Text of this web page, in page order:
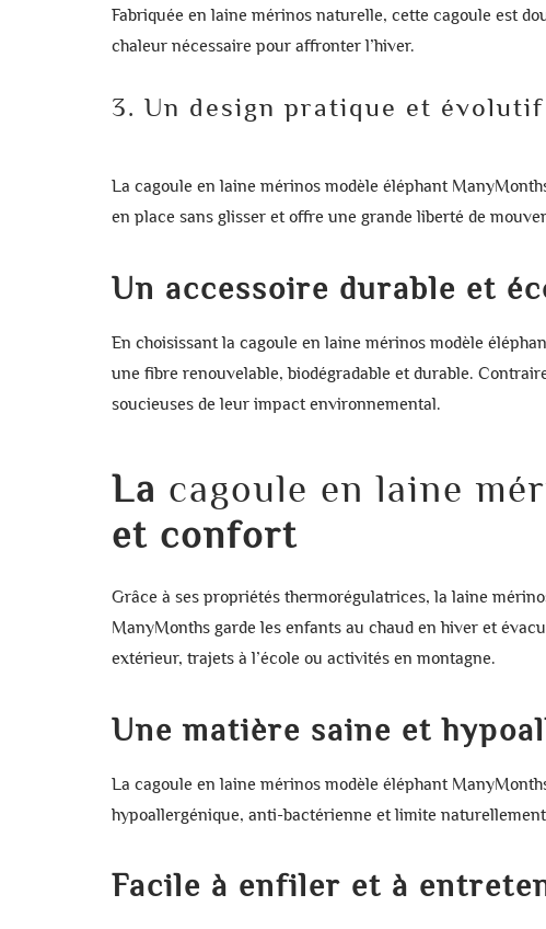
Fabriquée enlaine mérinos naturelle, cette cagoule est
chaleur nécessaire pour affronter l’hiver.
3. Un design pratique et évolutif
La cagoule en laine mérinos modèle éléphant
en place sans glisser et offre une grande liberté de
Un accessoire durable et
En choisissant la cagoule en laine mérinos modèle
une fibre renouvelable, biodégradable et durable.
soucieuses de leur impact environnemental.
La cagoule en laine
et confort
Grâce à ses propriétés thermorégulatrices, lalaine
ManyMonths garde les enfants au chaud en hiver et
extérieur, trajets à l’école ou activités en montagne.
Une matière saine et
La cagoule en laine mérinos modèle éléphant
hypoallergénique, anti-bactérienne et limite
Facile à enfiler et à
Nom de la liste d'envies
Connexion
Vous devez être